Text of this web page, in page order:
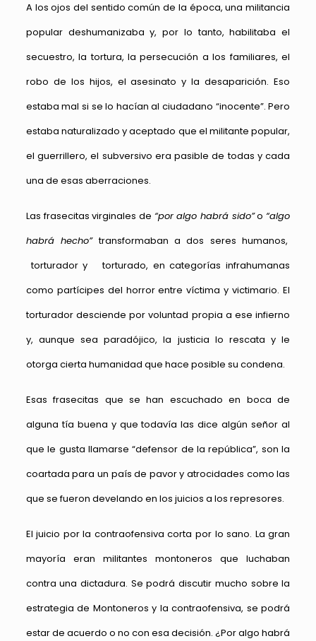
A los ojos del sentido común de la época, una militancia
popular deshumanizaba y, por lo tanto, habilitaba el
secuestro, la tortura, la persecución a los familiares, el
robo de los hijos, el asesinato y la desaparición. Eso
estaba mal si se lo hacían al ciudadano “inocente”. Pero
estaba naturalizado y aceptado que el militante popular,
el guerrillero, el subversivo era pasible de todas y cada
una de esas aberraciones.
Las frasecitas virginales de “por algo habrá sido”o“algo
habrá hecho”transformaban a dos seres humanos,
torturador y torturado, en categorías infrahumanas
como partícipes del horror entre víctima y victimario. El
torturador desciende por voluntad propia a ese infierno
y, aunque sea paradójico, la justicia lo rescata y le
otorga cierta humanidad que hace posible su condena.
Esas frasecitas que se han escuchado en boca de
alguna tía buena y que todavía las dice algún señor al
que le gusta llamarse “defensor de la república”, son la
coartada para un país de pavor y atrocidades como las
que se fueron develando en los juicios a los represores.
El juicio por la contraofensiva corta por lo sano. La gran
mayoría eran militantes montoneros que luchaban
contra una dictadura. Se podrá discutir mucho sobre la
estrategia de Montoneros y la contraofensiva, se podrá
estar de acuerdo o no con esa decisión. ¿Por algo habrá